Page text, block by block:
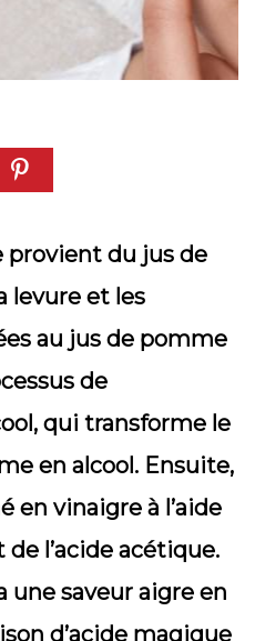
provient du jus de
levure et les
au jus de pomme
de
qui transforme le
en alcool. Ensuite,
en vinaigre à l’aide
l’acide acétique.
une saveur aigre en
d’acide magique